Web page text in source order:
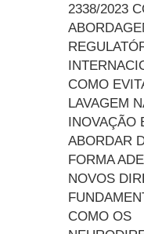
2338/2023
COMO
LAVAGEM
INOVAÇÃO
ABORDAR
FORMA
NOVOS
COMO OS